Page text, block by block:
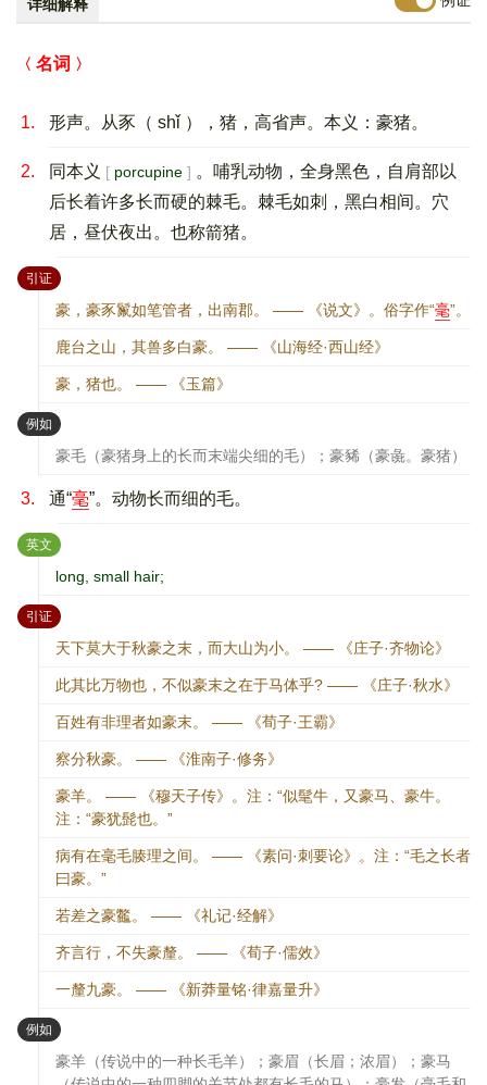
详细解释
名词
1. 形声。从豕（ shǐ ），猪，高省声。本义：豪猪。
2. 同本义 porcupine
。哺乳动物，全身黑色，自肩部以
后长着许多长而硬的棘毛。棘毛如刺，黑白相间。穴
居，昼伏夜出。也称箭猪。
引证：
豪，豪豕鬣如笔管者，出南郡。 —— 《说文》。俗字作“毫”。
鹿台之山，其兽多白豪。 —— 《山海经·西山经》
豪，猪也。 —— 《玉篇》
例如 ：
豪毛（豪猪身上的长而末端尖细的毛）；豪豨（豪彘。豪猪）
3. 通“毫”。动物长而细的毛。
英文 ：
long, small hair;
引证：
天下莫大于秋豪之末，而大山为小。 —— 《庄子·齐物论》
此其比万物也，不似豪末之在于马体乎? —— 《庄子·秋水》
百姓有非理者如豪末。 —— 《荀子·王霸》
察分秋豪。 —— 《淮南子·修务》
豪羊。 —— 《穆天子传》。注：“似髦牛，又豪马、豪牛。
注：“豪犹髭也。”
病有在毫毛腠理之间。 —— 《素问·刺要论》。注：“毛之长者
曰豪。”
若差之豪龞。 —— 《礼记·经解》
齐言行，不失豪釐。 —— 《荀子·儒效》
一釐九豪。 —— 《新莽量铭·律嘉量升》
例如 ：
豪羊（传说中的一种长毛羊）；豪眉（长眉；浓眉）；豪马